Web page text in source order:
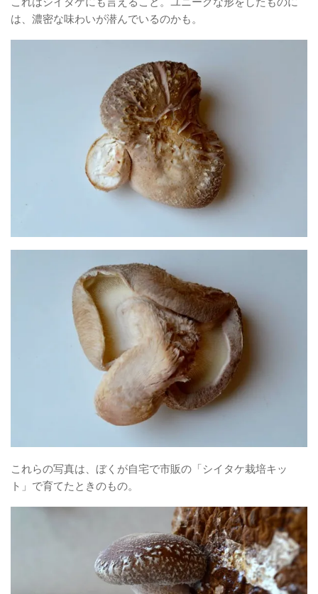
は、濃密な味わいが潜んでいるのかも。
これらの写真は、ぼくが自宅で市販の「シイタケ栽培キッ
ト」で育てたときのもの。